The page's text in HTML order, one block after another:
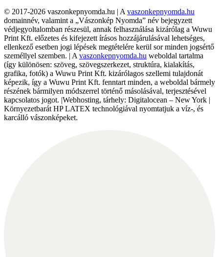
© 2017-2026 vaszonkepnyomda.hu | A vaszonkepnyomda.hu
domainnév, valamint a „Vászonkép Nyomda” név bejegyzett
védjegyoltalomban részesül, annak felhasználása kizárólag a Wuwu
Print Kft. előzetes és kifejezett írásos hozzájárulásával lehetséges,
ellenkező esetben jogi lépések megtételére kerül sor minden jogsértő
személlyel szemben. | A vaszonkepnyomda.hu weboldal tartalma
(így különösen: szöveg, szövegszerkezet, struktúra, kialakítás,
grafika, fotók) a Wuwu Print Kft. kizárólagos szellemi tulajdonát
képezik, így a Wuwu Print Kft. fenntart minden, a weboldal bármely
részének bármilyen módszerrel történő másolásával, terjesztésével
kapcsolatos jogot. |Webhosting, tárhely: Digitalocean – New York |
Környezetbarát HP LATEX technológiával nyomtatjuk a víz-, és
karcálló vászonképeket.